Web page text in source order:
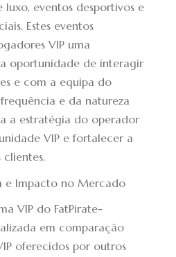
luxo, eventos desportivos e
Estes eventos
VIP uma
oportunidade de interagir
e com a equipa do
e da natureza
a estratégia do operador
VIP e fortalecer a
clientes.
e Impacto no Mercado
VIP do FatPirate-
em comparação
oferecidos por outros